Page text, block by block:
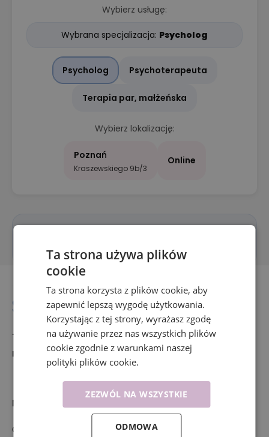
Wybierz usługę:
Wybrana specjalizacja: Psycholog
Psycholog Psychoterapeuta
Terapia par, małżeńska
Wybierz lokalizację:
Poznań
Kraszewskiego 9b/3
Online
+48 697 516 636
rejestracja@synergia-centrum.pl
Nasza oferta
Oferta
Ta strona używa plików
cookie
Ta strona korzysta z plików cookie, aby
zapewnić lepszą wygodę użytkowania.
Korzystając z tej strony, wyrażasz zgodę
na używanie przez nas wszystkich plików
cookie zgodnie z warunkami naszej
polityki plików cookie.
ZEZWÓL NA WSZYSTKIE
ODMOWA